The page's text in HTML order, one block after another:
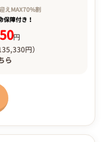
えMAX70%割
保障付き！
円
円）
ら